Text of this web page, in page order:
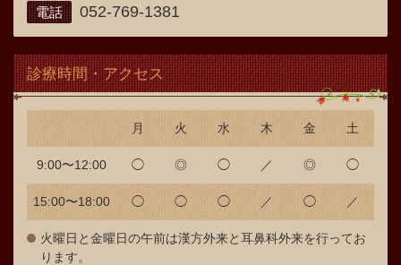
電話 052-769-1381
診療時間・アクセス
月 火 水 木 金 土
9:00〜12:00 ◯ ◎ ◯ ／ ◎ ◯
15:00〜18:00 ◯ ◯ ◯ ／ ◯ ／
火曜日と金曜日の午前は漢方外来と耳鼻科外来を行ってお
ります。